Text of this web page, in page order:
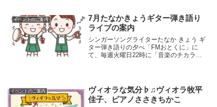
曜日）19時30分開演~入場料参加費用...
イベントのご案内
7月たなかきょうギター弾き語り
ライブの案内
シンガーソングライターたなか きょう ギ
ター弾き語りの夕べ「FMおとくに」に
て、毎週火曜日22時に「音楽のチカラ」
30分...
イベントのご案内
ヴィオラな気分♭♫ヴィオラ牧平
佳子、ピアノささきちかこ